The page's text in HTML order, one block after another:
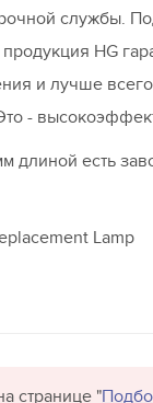
службы.
HG
и лучше
-
длиной есть
Lamp
странице "